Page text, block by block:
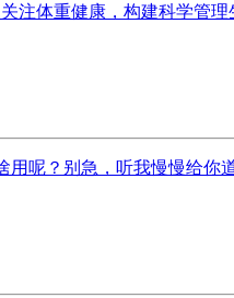
注体重健康，构建科学管
呢？别急，听我慢慢给你